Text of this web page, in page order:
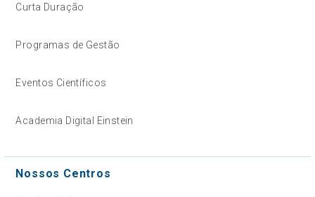
Curta Duração
Programas de Gestão
Eventos Científicos
Academia Digital Einstein
Nossos Centros